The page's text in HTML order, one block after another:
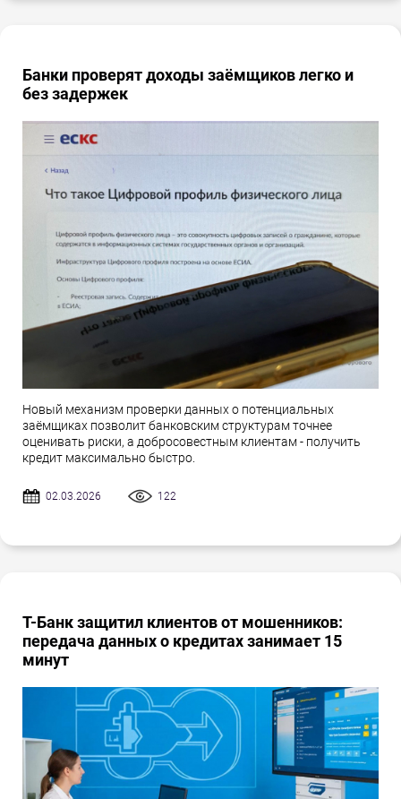
Банки проверят доходы заёмщиков легко и
без задержек
Новый механизм проверки данных о потенциальных
заёмщиках позволит банковским структурам точнее
оценивать риски, а добросовестным клиентам - получить
кредит максимально быстро.
02.03.2026 122
Т-Банк защитил клиентов от мошенников:
передача данных о кредитах занимает 15
минут